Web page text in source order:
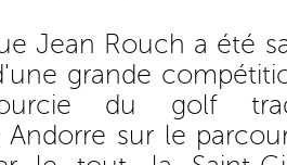
Jean Rouch a été
grande
du golf
sur le